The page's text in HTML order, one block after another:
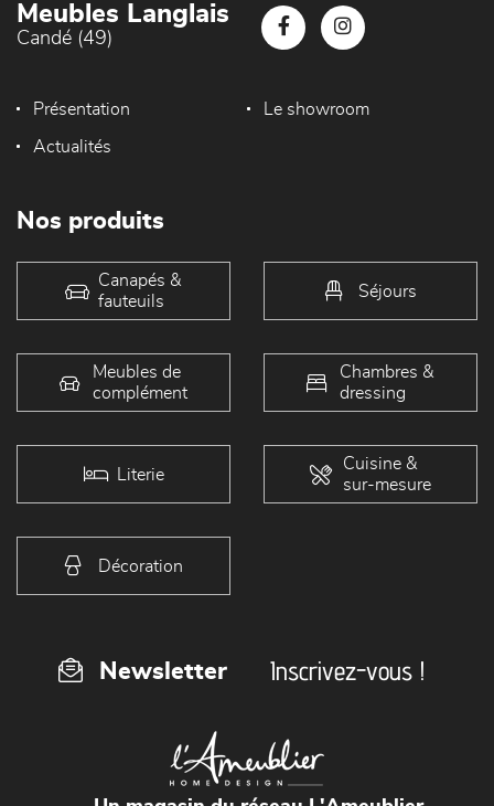
Meubles Langlais
Candé (49)
Présentation Le showroom
Actualités
Nos produits
Canapés &
fauteuils
Séjours
Meubles de
complément
Chambres &
dressing
Literie
Cuisine &
sur-mesure
Décoration
Newsletter Inscrivez-vous !